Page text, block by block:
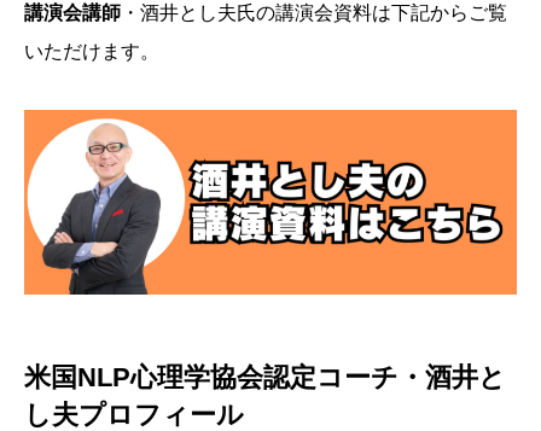
講演会講師 ・酒井とし夫氏の講演会資料は下記からご覧
いただけます。
米国NLP心理学協会認定コーチ・酒井と
し夫プロフィール